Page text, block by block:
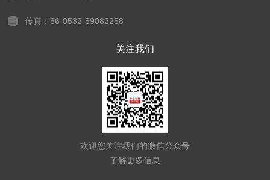
传真：86-0532-89082258
关注我们
欢迎您关注我们的微信公众号
了解更多信息